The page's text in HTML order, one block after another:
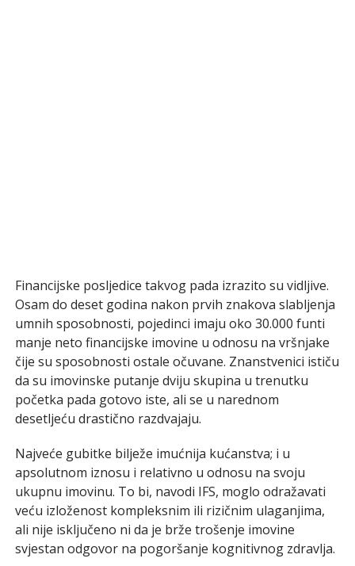
Financijske posljedice takvog pada izrazito su vidljive.
Osam do deset godina nakon prvih znakova slabljenja
umnih sposobnosti, pojedinci imaju oko 30.000 funti
manje neto financijske imovine u odnosu na vršnjake
čije su sposobnosti ostale očuvane. Znanstvenici ističu
da su imovinske putanje dviju skupina u trenutku
početka pada gotovo iste, ali se u narednom
desetljeću drastično razdvajaju.
Najveće gubitke bilježe imućnija kućanstva; i u
apsolutnom iznosu i relativno u odnosu na svoju
ukupnu imovinu. To bi, navodi IFS, moglo odražavati
veću izloženost kompleksnim ili rizičnim ulaganjima,
ali nije isključeno ni da je brže trošenje imovine
svjestan odgovor na pogoršanje kognitivnog zdravlja.